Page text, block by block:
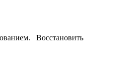
Восстановить